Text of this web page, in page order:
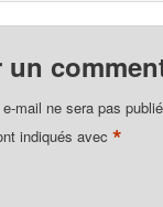
un
mail ne sera pas
indiqués avec*